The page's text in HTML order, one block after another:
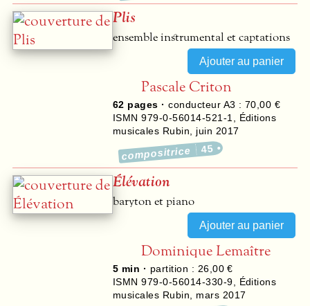
Plis
ensemble instrumental et captations
Pascale Criton
62 pages ·conducteur A3 : 70,00 €
ISMN 979-0-56014-521-1
Éditions
musicales Rubin
juin 2017
compositrice 45
Élévation
baryton et piano
Dominique Lemaître
5 min · partition : 26,00 €
ISMN 979-0-56014-330-9
Éditions
musicales Rubin
mars 2017